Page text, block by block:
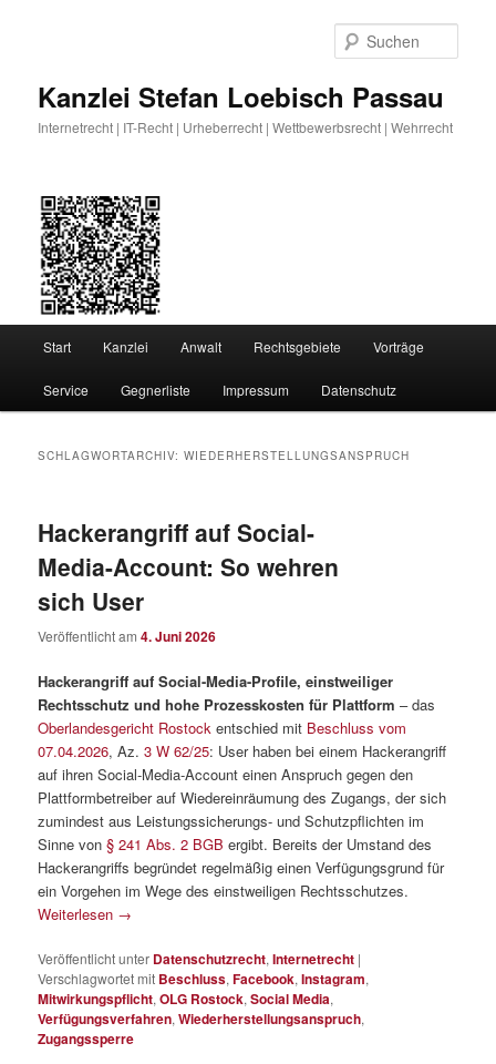
Kanzlei Stefan Loebisch Passau
Internetrecht | IT-Recht | Urheberrecht | Wettbewerbsrecht | Wehrrecht
Start Kanzlei Anwalt Rechtsgebiete Vorträge
Service Gegnerliste Impressum Datenschutz
SCHLAGWORTARCHIV:WIEDERHERSTELLUNGSANSPRUCH
Hackerangriff auf Social-
Media-Account: So wehren
sich User
Veröffentlicht am4. Juni 2026
Hackerangriff auf Social-Media-Profile, einstweiliger
Rechtsschutz und hohe Prozesskosten für Plattform – das
Oberlandesgericht Rostock entschied mit Beschluss vom
07.04.2026, Az.3 W 62/25: User haben bei einem Hackerangriff
auf ihren Social-Media-Account einen Anspruch gegen den
Plattformbetreiber auf Wiedereinräumung des Zugangs, der sich
zumindest aus Leistungssicherungs- und Schutzpflichten im
Sinne von§ 241 Abs. 2 BGB ergibt. Bereits der Umstand des
Hackerangriffs begründet regelmäßig einen Verfügungsgrund für
ein Vorgehen im Wege des einstweiligen Rechtsschutzes.
Weiterlesen →
Veröffentlicht unter Datenschutzrecht,Internetrecht |
Verschlagwortet mit Beschluss,Facebook,Instagram,
Mitwirkungspflicht,OLG Rostock,Social Media,
Verfügungsverfahren,Wiederherstellungsanspruch,
Zugangssperre